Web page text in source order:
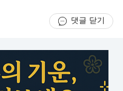
댓글 닫기